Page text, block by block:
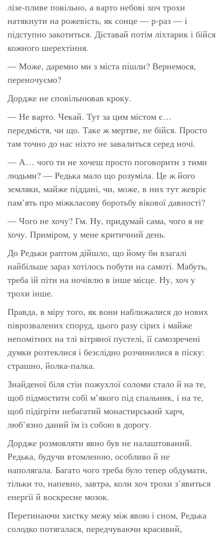
лізе-пливе повільно, а варто небові хоч трохи
натякнути на рожевість, як сонце — р-раз — і
підступно закотиться. Діставай потім ліхтарик і бійся
кожного шерехтіння.
— Може, даремно ми з міста пішли? Вернемося,
переночуємо?
Дордже не сповільнював кроку.
— Не варто. Чекай. Тут за цим містом є…
передмістя, чи що. Таке ж мертве, не бійся. Просто
там точно до нас ніхто не завалиться серед ночі.
— А… чого ти не хочеш просто поговорити з тими
людьми? — Редька мало що розуміла. Це ж його
земляки, майже піддані, чи, може, в них тут жевріє
пам’ять про міжкласову боротьбу вікової давності?
— Чого не хочу? Гм. Ну, придумай сама, чого я не
хочу. Приміром, у мене критичний день.
До Редьки раптом дійшло, що йому би взагалі
найбільше зараз хотілось побути на самоті. Мабуть,
треба їй піти на ночівлю в інше місце. Ну, хоч у
трохи інше.
Правда, в міру того, як вони наближалися до нових
піврозвалених споруд, цього разу сірих і майже
непомітних на тлі вітряної пустелі, її самозречені
думки розтеклися і безслідно розчинилися в піску:
страшно, йолка-палка.
Знайденої біля стін пожухлої соломи стало й на те,
щоб підмостити собі м’якого під спальник, і на те,
щоб підігріти небагатий монастирський харч,
люб’язно даний їм із собою в дорогу.
Дордже розмовляти явно був не налаштований.
Редька, будучи втомленою, особливо й не
наполягала. Багато чого треба було тепер обдумати,
тільки то, напевно, завтра, коли хоч трохи з’явиться
енергії й воскресне мозок.
Перетинаючи хистку межу між явою і сном, Редька
солодко потягалася, передчуваючи красивий,